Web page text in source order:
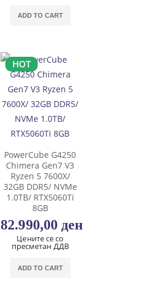
ADD TO CART
HOT
PowerCube G4250
Chimera Gen7 V3
Ryzen 5 7600X/
32GB DDR5/ NVMe
1.0TB/ RTX5060Ti
8GB
82.990,00 ден
Цените се со
пресметан ДДВ
ADD TO CART